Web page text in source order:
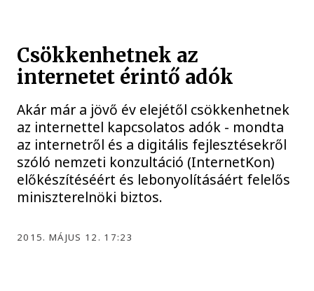
Csökkenhetnek az
internetet érintő adók
Akár már a jövő év elejétől csökkenhetnek
az internettel kapcsolatos adók - mondta
az internetről és a digitális fejlesztésekről
szóló nemzeti konzultáció (InternetKon)
előkészítéséért és lebonyolításáért felelős
miniszterelnöki biztos.
2015. MÁJUS 12. 17:23